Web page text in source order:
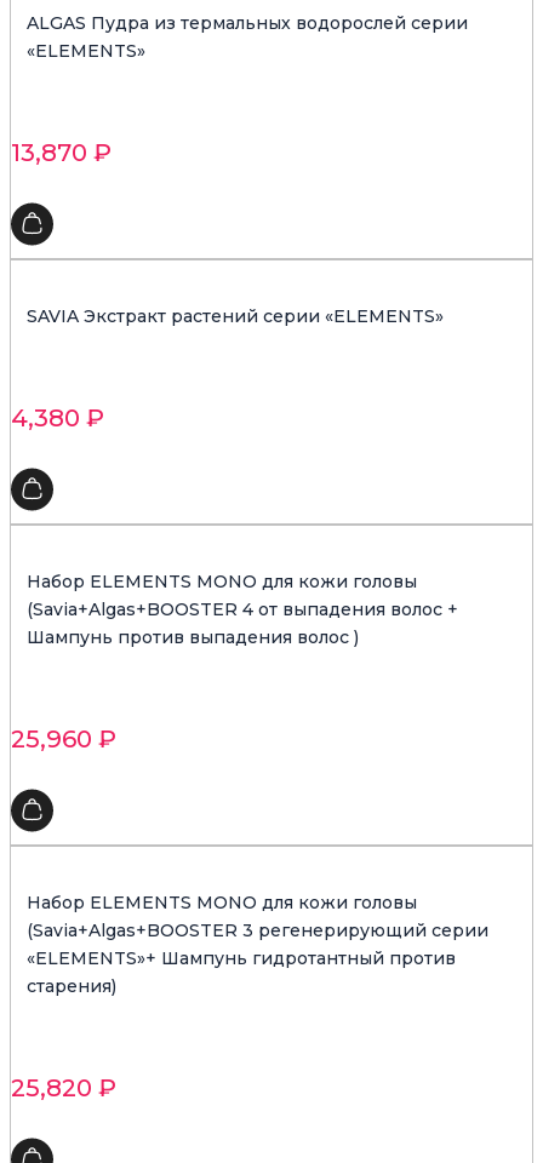
ALGAS Пудра из термальных водорослей серии
«ELEMENTS»
13,870 ₽
SAVIA Экстракт растений серии «ELEMENTS»
4,380 ₽
Набор ELEMENTS MONO для кожи головы
(Savia+Algas+BOOSTER 4 от выпадения волос +
Шампунь против выпадения волос )
25,960 ₽
Набор ELEMENTS MONO для кожи головы
(Savia+Algas+BOOSTER 3 регенерирующий серии
«ELEMENTS»+ Шампунь гидротантный против
старения)
25,820 ₽